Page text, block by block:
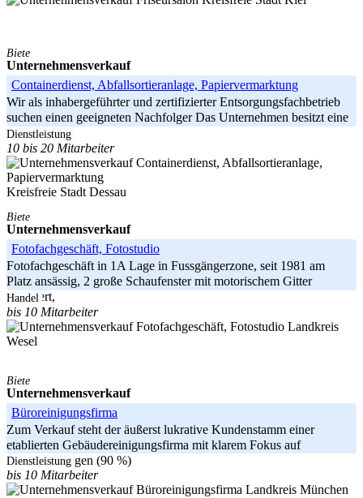
Biete
Unternehmensverkauf
Containerdienst, Abfallsortieranlage, Papiervermarktung
Wir als inhabergeführter und zertifizierter Entsorgungsfachbetrieb
suchen einen geeigneten Nachfolger Das Unternehmen besitzt eine
Dienstleistung
10 bis 20 Mitarbeiter
Kreisfreie Stadt Dessau
Biete
Unternehmensverkauf
Fotofachgeschäft, Fotostudio
Fotofachgeschäft in 1A Lage in Fussgängerzone, seit 1981 am
Platz ansässig, 2 große Schaufenster mit motorischem Gitter
gesichert,
Handel
bis 10 Mitarbeiter
Landkreis
Wesel
Biete
Unternehmensverkauf
Büroreinigungsfirma
Zum Verkauf steht der äußerst lukrative Kundenstamm einer
etablierten Gebäudereinigungsfirma mit klarem Fokus auf
Büroreinigungen (90 %)
Dienstleistung
bis 10 Mitarbeiter
Landkreis München